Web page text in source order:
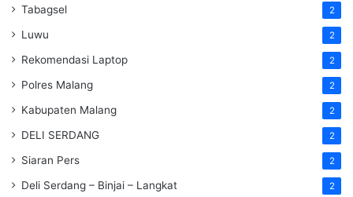
Tabagsel 2
Luwu 2
Rekomendasi Laptop 2
Polres Malang 2
Kabupaten Malang 2
DELI SERDANG 2
Siaran Pers 2
Deli Serdang – Binjai – Langkat 2